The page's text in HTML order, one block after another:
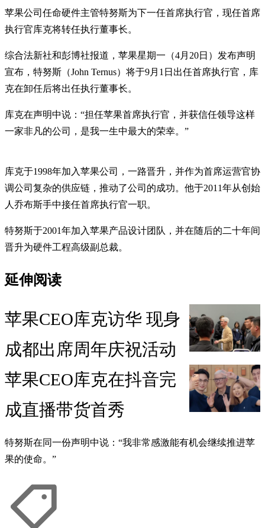
苹果公司任命硬件主管特努斯为下一任首席执行官，现任首席
执行官库克将转任执行董事长。
综合法新社和彭博社报道，苹果星期一（4月20日）发布声明
宣布，特努斯（John Ternus）将于9月1日出任首席执行官，库
克在卸任后将出任执行董事长。
库克在声明中说：“担任苹果首席执行官，并获信任领导这样
一家非凡的公司，是我一生中最大的荣幸。”
库克于1998年加入苹果公司，一路晋升，并作为首席运营官协
调公司复杂的供应链，推动了公司的成功。他于2011年从创始
人乔布斯手中接任首席执行官一职。
特努斯于2001年加入苹果产品设计团队，并在随后的二十年间
晋升为硬件工程高级副总裁。
延伸阅读
苹果CEO库克访华 现身
成都出席周年庆祝活动
苹果CEO库克在抖音完
成直播带货首秀
特努斯在同一份声明中说：“我非常感激能有机会继续推进苹
果的使命。”